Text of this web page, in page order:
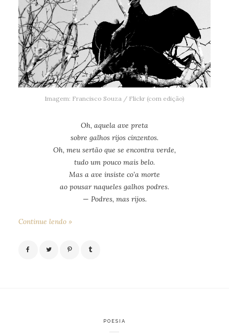
Imagem: Francisco Souza / Flickr (com edição)
Oh, aquela ave preta
sobre galhos rijos cinzentos.
Oh, meu sertão que se encontra verde,
tudo um pouco mais belo.
Mas a ave insiste co’a morte
ao pousar naqueles galhos podres.
— Podres, mas rijos.
Continue lendo »
POESIA